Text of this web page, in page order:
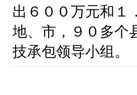
出６００万元和１
地、市，９０多个
技承包领导小组。